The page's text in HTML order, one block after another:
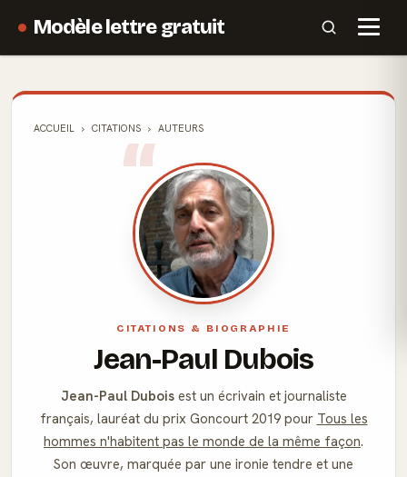
Modèle lettre gratuit
ACCUEIL CITATIONS AUTEURS
CITATIONS & BIOGRAPHIE
Jean-Paul Dubois
Jean-Paul Duboisest un écrivain et journaliste
français, lauréat du prix Goncourt 2019 pour Tous les
hommes n'habitent pas le monde de la même façon.
Son œuvre, marquée par une ironie tendre et une